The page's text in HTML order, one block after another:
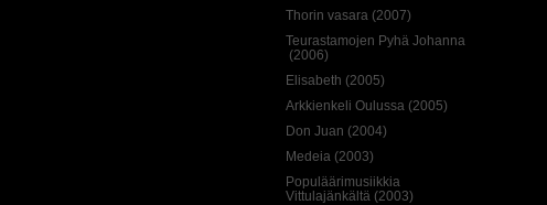
Thorin vasara (2007)
Teurastamojen Pyhä Johanna
(2006)
Elisabeth (2005)
Arkkienkeli Oulussa (2005)
Don Juan (2004)
Medeia (2003)
Populäärimusiikkia
Vittulajänkältä (2003)